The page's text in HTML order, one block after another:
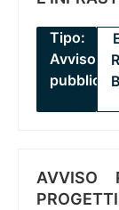
Tipo:
Avviso
pubblico
AVVISO